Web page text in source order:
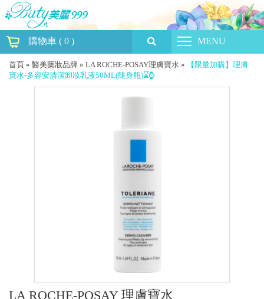
購物車 ( 0 ) MENU
首頁 » 醫美藥妝品牌 » LA ROCHE-POSAY理膚寶水 »
【限量加購】理膚
寶水-多容安清潔卸妝乳液50ML(隨身瓶)⌛⌚
LA ROCHE-POSAY 理膚寶水